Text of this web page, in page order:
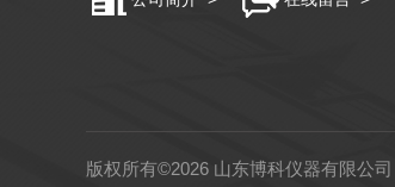
版权所有©2026 山东博科仪器有限公